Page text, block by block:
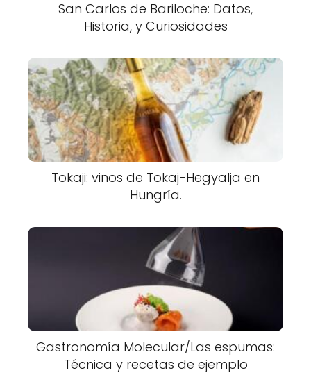
San Carlos de Bariloche: Datos,
Historia, y Curiosidades
Tokaji: vinos de Tokaj-Hegyalja en
Hungría.
Gastronomía Molecular/Las espumas:
Técnica y recetas de ejemplo